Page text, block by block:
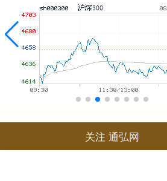
关注 通弘网